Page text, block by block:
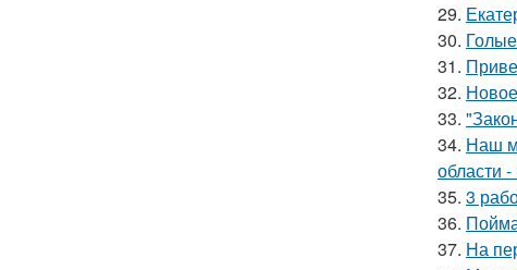
29.
30.
31.
32.
33.
34. Наш
области
35. 3
36.
37. На